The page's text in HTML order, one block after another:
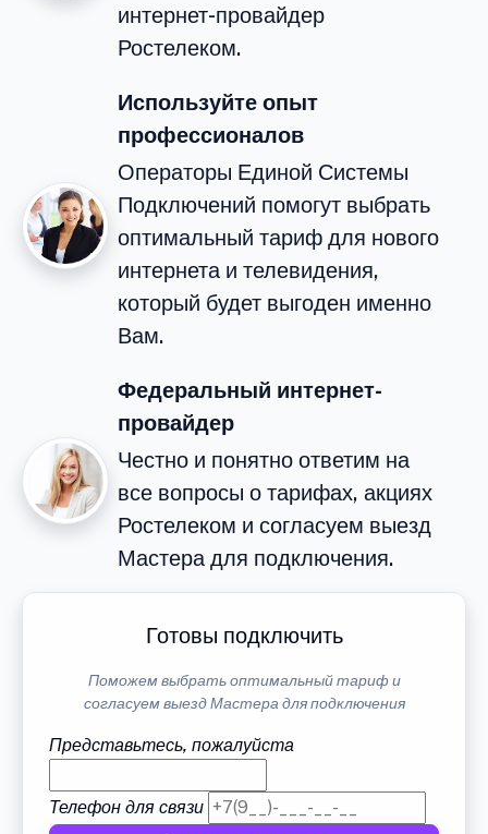
интернет-провайдер
Ростелеком.
Используйте опыт
профессионалов
Операторы Единой Системы
Подключений помогут выбрать
оптимальный тариф для нового
интернета и телевидения,
который будет выгоден именно
Вам.
Федеральный интернет-
провайдер
Честно и понятно ответим на
все вопросы о тарифах, акциях
Ростелеком и согласуем выезд
Мастера для подключения.
Готовы подключить
Поможем выбрать оптимальный тариф и
согласуем выезд Мастера для подключения
Представьтесь, пожалуйста
Телефон для связи